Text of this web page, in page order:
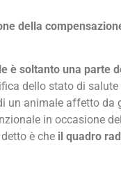
della
è soltanto una parte
dello stato di
un animale affetto da
in occasione
è che il quadro